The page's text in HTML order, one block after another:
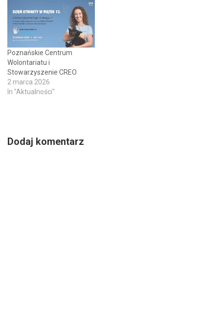
Poznaniu. Uroczysty Dzień
Otwarty, zaplanowany w
godzinach 10:00-15:00,
będzie okazją do poznania
organizacji rozwijających
wolontariat w mieście.
Wydarzenie to stanowi
oficjalne rozpoczęcie
nowego rozdziału w
historii…
Poznańskie Centrum
Wolontariatu i
Stowarzyszenie CREO
2 marca 2026
In "Aktualności"
Dodaj komentarz